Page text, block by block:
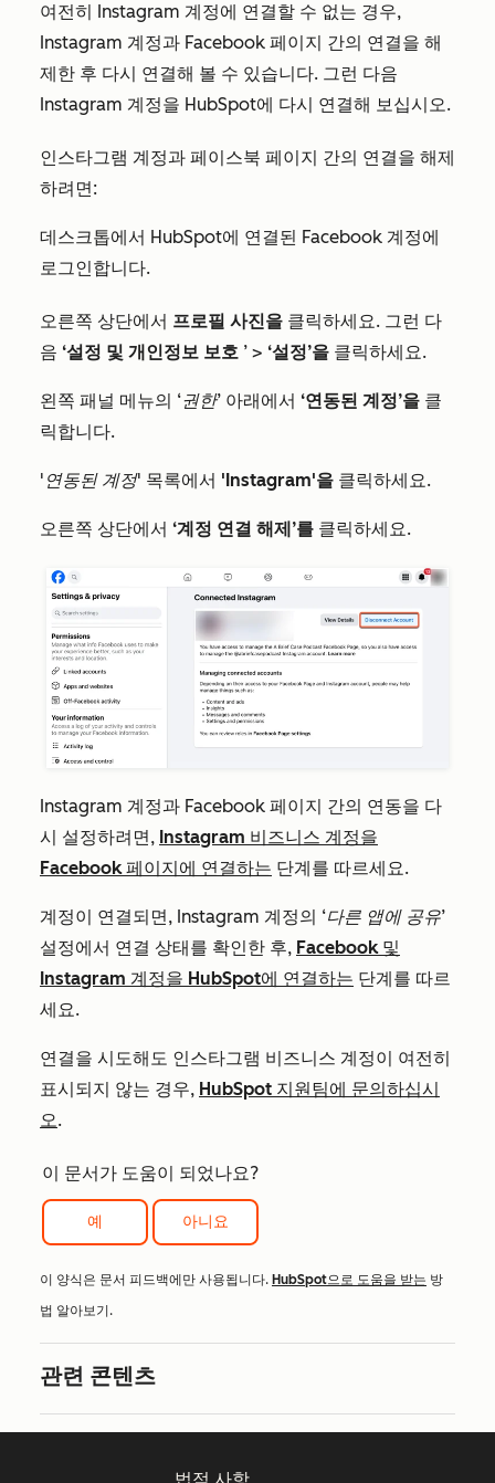
여전히 Instagram 계정에 연결할 수 없는 경우,
Instagram 계정과 Facebook 페이지 간의 연결을 해
제한 후 다시 연결해 볼 수 있습니다. 그런 다음
Instagram 계정을 HubSpot에 다시 연결해 보십시오.
인스타그램 계정과 페이스북 페이지 간의 연결을 해제
하려면:
데스크톱에서 HubSpot에 연결된 Facebook 계정에
로그인합니다.
오른쪽 상단에서 프로필 사진을 클릭하세요. 그런 다
음 ‘설정 및 개인정보 보호 ’ > ‘설정’을 클릭하세요.
왼쪽 패널 메뉴의 ‘권한’ 아래에서 ‘연동된 계정’을 클
릭합니다.
'연동된 계정' 목록에서 'Instagram'을 클릭하세요.
오른쪽 상단에서 ‘계정 연결 해제’를 클릭하세요.
Instagram 계정과 Facebook 페이지 간의 연동을 다
시 설정하려면, Instagram 비즈니스 계정을
Facebook 페이지에 연결하는 단계를 따르세요.
계정이 연결되면, Instagram 계정의 ‘다른 앱에 공유’
설정에서 연결 상태를 확인한 후, Facebook 및
Instagram 계정을 HubSpot에 연결하는 단계를 따르
세요.
연결을 시도해도 인스타그램 비즈니스 계정이 여전히
표시되지 않는 경우, HubSpot 지원팀에 문의하십시
오.
이 문서가 도움이 되었나요?
예 아니요
이 양식은 문서 피드백에만 사용됩니다. HubSpot으로 도움을 받는 방
법 알아보기.
관련 콘텐츠